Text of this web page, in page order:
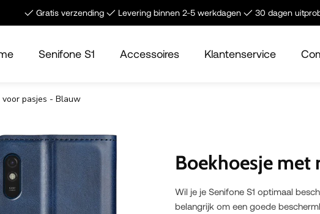
✓ Gratis verzending ✓ Levering binnen 2-5 werkdagen ✓ 30 dagen
Senifone S1 Accessoires Klantenservice
pasjes - Blauw
Boekhoesje met
Wil je je Senifone S1 optimaal
belangrijk om een goede